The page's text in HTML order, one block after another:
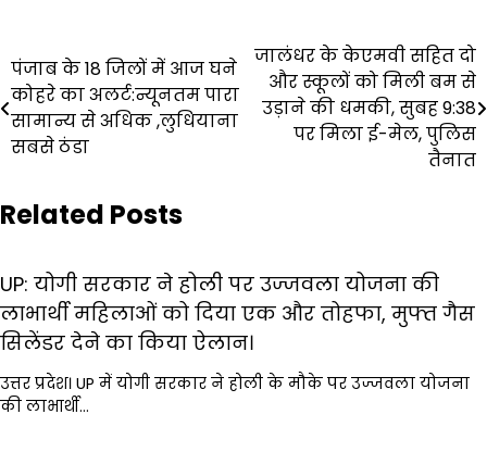
Post
navigation
पंजाब के 18 जिलों में आज घने
कोहरे का अलर्ट:न्यूनतम पारा
सामान्य से अधिक ,लुधियाना
सबसे ठंडा
जालंधर के केएमवी सहित दो
और स्कूलों को मिली बम से
उड़ाने की धमकी, सुबह 9:38
पर मिला ई-मेल, पुलिस
तैनात
Related Posts
UP: योगी सरकार ने होली पर उज्जवला योजना की
लाभार्थी महिलाओं को दिया एक और तोहफा, मुफ्त गैस
सिलेंडर देने का किया ऐलान।
उत्तर प्रदेश। UP में योगी सरकार ने होली के मौके पर उज्जवला योजना
की लाभार्थी…